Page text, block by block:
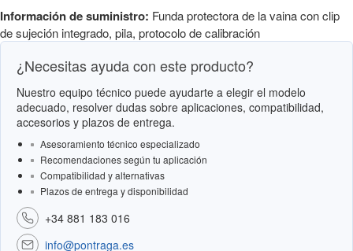
Información de suministro: Funda protectora de la vaina con clip
de sujeción integrado, pila, protocolo de calibración
¿Necesitas ayuda con este producto?
Nuestro equipo técnico puede ayudarte a elegir el modelo
adecuado, resolver dudas sobre aplicaciones, compatibilidad,
accesorios y plazos de entrega.
Asesoramiento técnico especializado
Recomendaciones según tu aplicación
Compatibilidad y alternativas
Plazos de entrega y disponibilidad
+34 881 183 016
info@pontraga.es